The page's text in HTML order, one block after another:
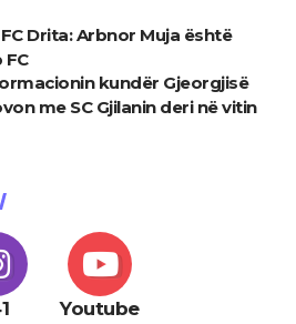
Drita: Arbnor Muja është
kundër Gjeorgjisë
me SC Gjilanin deri në vitin
Youtube